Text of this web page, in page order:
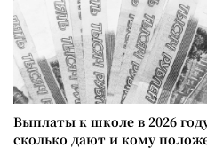
Выплаты к школе в 2026
сколько дают и кому